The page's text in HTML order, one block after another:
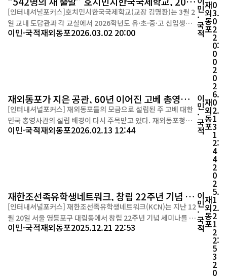
학년도 글로벌 배움 여정 시작
[인터내셔널포커스]호치민시한국국제학교(교장 김명환)는 3월 2
일 교내 도담관과 각 교실에서 2026학년도 유·초·중·고 신입생
입학식 및 개학식을 열고 새 학년의 문을 열었다. 이날 행사에는 유
이민·국적재외동포2026.03.02 20:00
민
·
국
적
재
외
동
포
0
3.
0
2
2
0:
0
0
재외동포가 지은 공관, 60년 이어진 고베 총영사
관
[인터내셔널포커스] 재외동포들의 모금으로 설립된 주 고베 대한
민국 총영사관의 설립 배경이 다시 주목받고 있다. 재외동포청은 2
026년 2월 ‘이달의 재외동포’로 일본 고베 지역 재외동포 사회를
이민·국적재외동포2026.02.13 12:44
이
민
·
국
적
재
외
동
포
2
0
2
6.
0
2.
1
3
1
2:
4
4
재한조선족유학생네트워크, 창립 22주년 기념 세
미나 개최
[인터내셔널포커스] 재한조선족유학생네트워크(KCN)는 지난 12
월 20일 서울 영등포구 대림동에서 창립 22주년 기념 세미나를 개
최했다. 이날 행사에는 회원과 내빈 등 약 50여 명이 참석해 공동
이민·국적재외동포2025.12.21 22:53
이
민
·
국
적
재
외
동
포
2
0
2
5.
1
2.
2
1
2
2:
5
3
2
0